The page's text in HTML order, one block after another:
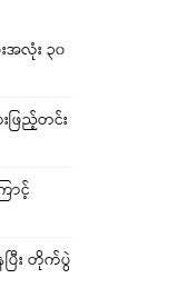
အလုံး ၃၀
ဖြည့်တင်း
ာင့်
ပြီး တိုက်ပွဲ